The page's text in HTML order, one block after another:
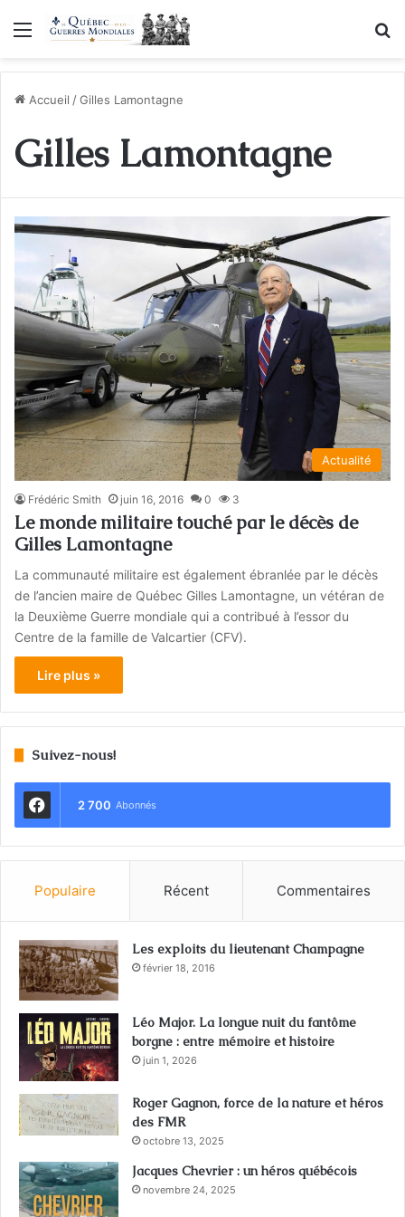
Menu
Accueil /Gilles Lamontagne
Gilles Lamontagne
Actualité
Frédéric Smith juin 16, 2016 0 3
Le monde militaire touché par le décès de
Gilles Lamontagne
La communauté militaire est également ébranlée par le décès
de l’ancien maire de Québec Gilles Lamontagne, un vétéran de
la Deuxième Guerre mondiale qui a contribué à l’essor du
Centre de la famille de Valcartier (CFV).
Lire plus »
Suivez-nous!
2 700 Abonnés
Populaire Récent Commentaires
Les exploits du lieutenant Champagne
février 18, 2016
Léo Major. La longue nuit du fantôme
borgne : entre mémoire et histoire
juin 1, 2026
Roger Gagnon, force de la nature et héros
des FMR
octobre 13, 2025
Jacques Chevrier : un héros québécois
novembre 24, 2025